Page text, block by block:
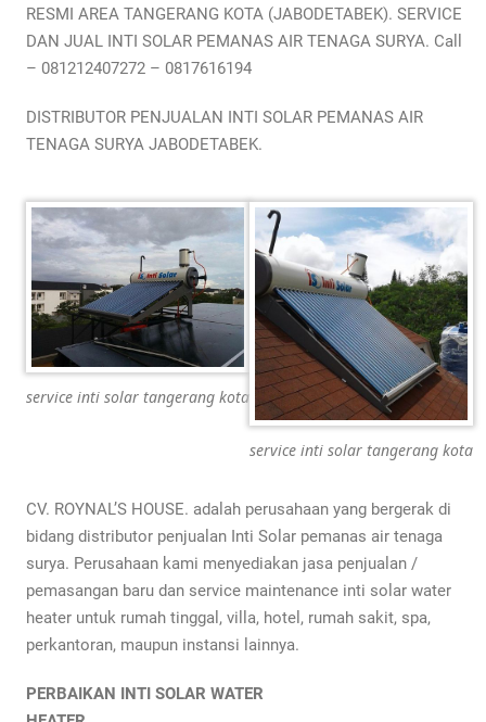
RESMI AREA TANGERANG KOTA (JABODETABEK). SERVICE
DAN JUAL INTI SOLAR PEMANAS AIR TENAGA SURYA. Call
– 081212407272 – 0817616194
DISTRIBUTOR PENJUALAN INTI SOLAR PEMANAS AIR
TENAGA SURYA JABODETABEK.
service inti solar tangerang kota
service inti solar tangerang kota
CV. ROYNAL’S HOUSE. adalah perusahaan yang bergerak di
bidang distributor penjualan Inti Solar pemanas air tenaga
surya. Perusahaan kami menyediakan jasa penjualan /
pemasangan baru dan service maintenance inti solar water
heater untuk rumah tinggal, villa, hotel, rumah sakit, spa,
perkantoran, maupun instansi lainnya.
PERBAIKAN INTI SOLAR WATER